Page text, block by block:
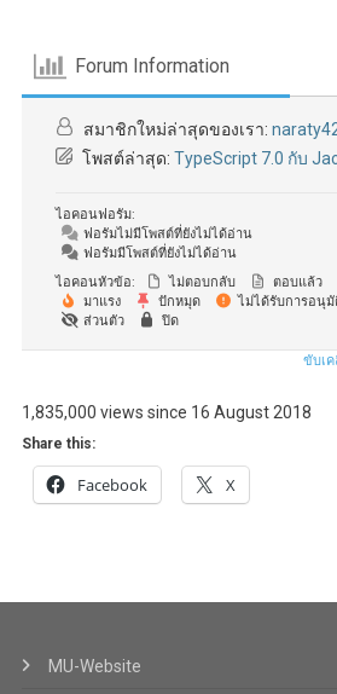
Forum Information
สมาชิกใหม่ล่าสุดของเรา:
โพสต์ล่าสุด: TypeScript 7.0 กับ
ไอคอนฟอรัม:
ฟอรัมไม่มีโพสต์ที่ยังไม่ได้อ่าน
ฟอรัมมีโพสต์ที่ยังไม่ได้อ่าน
ไอคอนหัวข้อ:
ไม่ตอบกลับ ตอบแล้ว
มาแรง
ปักหมุด ไม่ได้รับการอนุมั
ส่วนตัว
ปิด
ขับเ
1,835,000 views since 16 August 2018
Share this:
Facebook X
MU-Website